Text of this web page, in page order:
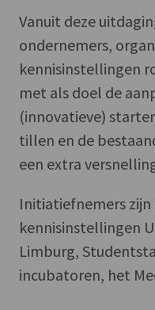
Vanuit deze
ondernemers,
kennisinstellingen
met als doel de
(innovatieve)
tillen en de
een extra
Initiatiefnemers
kennisinstellingen
Limburg,
incubatoren, het